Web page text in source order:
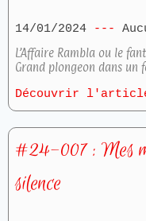
14/01/2024
L’Affaire Rambla ou le
Grand plongeon dans un
Découvrir
#24-007 : Mes
silence